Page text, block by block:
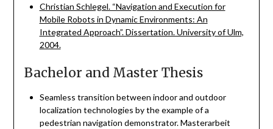
Christian Schlegel. “Navigation and Execution for
Mobile Robots in Dynamic Environments: An
Integrated Approach”. Dissertation. University of Ulm,
2004.
Bachelor and Master Thesis
Seamless transition between indoor and outdoor
localization technologies by the example of a
pedestrian navigation demonstrator. Masterarbeit